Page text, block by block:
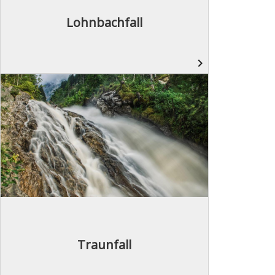
Lohnbachfall
navigate_next
Traunfall